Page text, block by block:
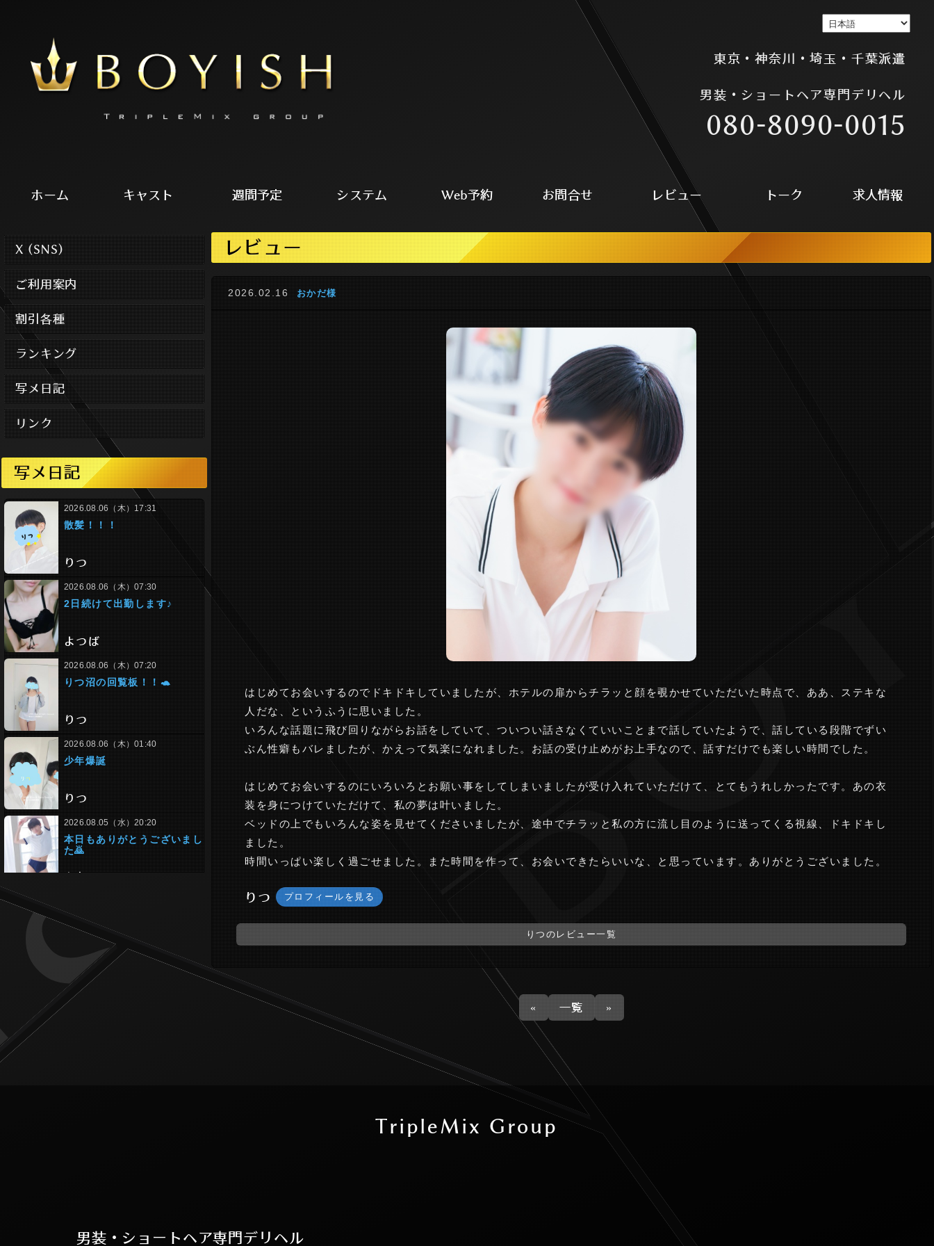
男装・ショートヘア専門デリヘル
東京・神奈川・埼玉・千葉派遣
080-8090-0015
ホーム キャスト 週間予定 システム Web予約 お問合せ レビュー トーク 求人情報
レビュー
2026.02.16 おかだ様
はじめてお会いするのでドキドキしていましたが、ホテルの扉からチラッと顔を覗かせていただいた時点で、ああ、ステキな
人だな、というふうに思いました。
いろんな話題に飛び回りながらお話をしていて、ついつい話さなくていいことまで話していたようで、話している段階でずい
ぶん性癖もバレましたが、かえって気楽になれました。お話の受け止めがお上手なので、話すだけでも楽しい時間でした。
はじめてお会いするのにいろいろとお願い事をしてしまいましたが受け入れていただけて、とてもうれしかったです。あの衣
装を身につけていただけて、私の夢は叶いました。
ベッドの上でもいろんな姿を見せてくださいましたが、途中でチラッと私の方に流し目のように送ってくる視線、ドキドキし
ました。
時間いっぱい楽しく過ごせました。また時間を作って、お会いできたらいいな、と思っています。ありがとうございました。
りつ プロフィールを見る
りつのレビュー一覧
« 一覧 »
X (SNS)
ご利用案内
割引各種
ランキング
写メ日記
リンク
写メ日記
Tri pl e M ix G ro u p
男装・ショートヘア専門デリヘル